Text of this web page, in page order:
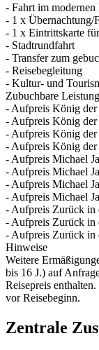
- Fahrt im modernen
- 1 x Übernachtung/­
- 1 x Eintrittskarte
- Stadtrundfahrt
- Transfer zum
- Reisebegleitung
- Kultur- und
Zubuchbare
- Aufpreis König
- Aufpreis König
- Aufpreis König
- Aufpreis König
- Aufpreis Michael
- Aufpreis Michael
- Aufpreis Michael
- Aufpreis Michael
- Aufpreis Zurück
- Aufpreis Zurück
- Aufpreis Zurück
Hinweise
Weitere
bis 16 J.) auf
Reisepreis
vor Reisebeginn.
Zentrale